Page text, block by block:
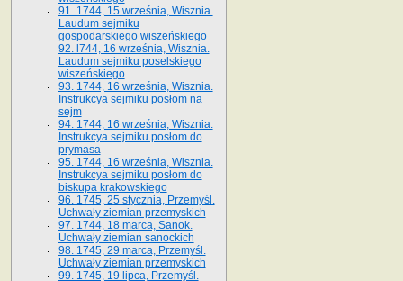
91. 1744, 15 września, Wisznia.
Laudum sejmiku
gospodarskiego wiszeńskiego
92. l744, 16 września, Wisznia.
Laudum sejmiku poselskiego
wiszeńskiego
93. 1744, 16 września, Wisznia.
Instrukcya sejmiku posłom na
sejm
94. 1744, 16 września, Wisznia.
Instrukcya sejmiku posłom do
prymasa
95. 1744, 16 września, Wisznia.
Instrukcya sejmiku posłom do
biskupa krakowskiego
96. 1745, 25 stycznia, Przemyśl.
Uchwały ziemian przemyskich
97. 1744, 18 marca, Sanok.
Uchwały ziemian sanockich
98. 1745, 29 marca, Przemyśl.
Uchwały ziemian przemyskich
99. 1745, 19 lipca, Przemyśl.